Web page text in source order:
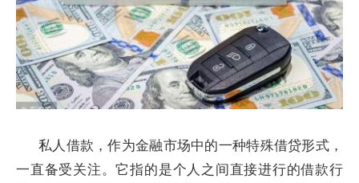
私人借款，作为金融市场中的一种特殊借贷形式，
一直备受关注。它指的是个人之间直接进行的借款行